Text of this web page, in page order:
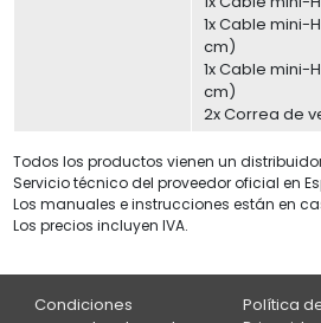
1x Cable mini-
cm)
1x Cable mini-
cm)
2x Correa de
Todos los productos vienen un
Servicio técnico del proveedor oficial en
Los manuales e instrucciones están en
Los precios incluyen IVA.
Condiciones
Política